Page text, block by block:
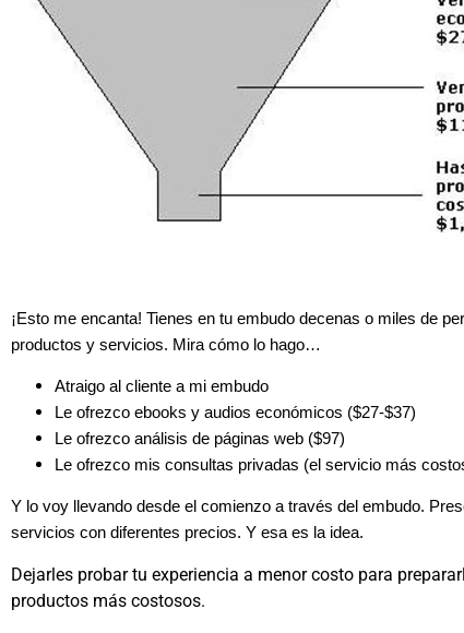
¡Esto me encanta! Tienes en tu embudo decenas o miles de
productos y servicios. Mira cómo lo hago…
Atraigo al cliente a mi embudo
Le ofrezco ebooks y audios económicos ($27-$37)
Le ofrezco análisis de páginas web ($97)
Le ofrezco mis consultas privadas (el servicio más
Y lo voy llevando desde el comienzo a través del embudo.
servicios con diferentes precios. Y esa es la idea.
Dejarles probar tu experiencia a menor costo para
productos más costosos.